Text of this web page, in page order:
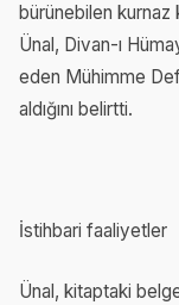
bürünebilen
Ünal, Divan-ı
eden Mühimme
aldığını belirtti.
İstihbari faaliyetler
Ünal, kitaptaki